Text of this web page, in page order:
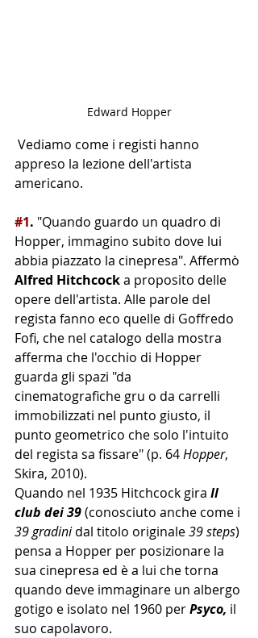
Edward Hopper
appreso la lezione dell'artista
americano.
#1. "Quando guardo un quadro di
Hopper, immagino subito dove lui
abbia piazzato la cinepresa". Affermò
Alfred Hitchcock a proposito delle
opere dell'artista. Alle parole del
regista fanno eco quelle di Goffredo
Fofi, che nel catalogo della mostra
afferma che l'occhio di Hopper
guarda gli spazi "da
cinematografiche gru o da carrelli
immobilizzati nel punto giusto, il
punto geometrico che solo l'intuito
del regista sa fissare" (p. 64 Hopper,
Skira, 2010).
Quando nel 1935 Hitchcock gira Il
club dei 39 (conosciuto anche come i
39 gradini dal titolo originale 39 steps)
pensa a Hopper per posizionare la
sua cinepresa ed è a lui che torna
quando deve immaginare un albergo
gotigo e isolato nel 1960 per Psyco, il
suo capolavoro.